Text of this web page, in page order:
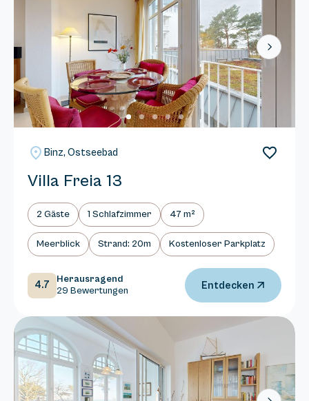
Next
Binz, Ostseebad
Villa Freia 13
2 Gäste 1 Schlafzimmer 47 m²
Meerblick Strand: 20m Kostenloser Parkplatz
4.7
Herausragend
29 Bewertungen
Entdecken